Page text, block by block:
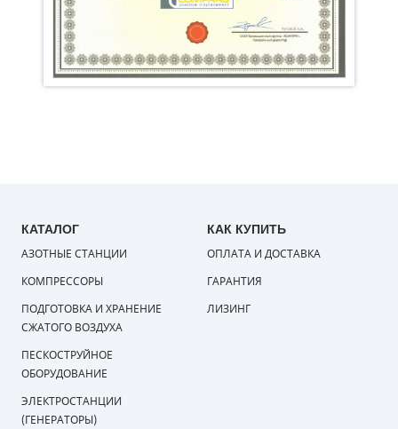
КАТАЛОГ
АЗОТНЫЕ СТАНЦИИ
КОМПРЕССОРЫ
ПОДГОТОВКА И ХРАНЕНИЕ
СЖАТОГО ВОЗДУХА
ПЕСКОСТРУЙНОЕ
ОБОРУДОВАНИЕ
ЭЛЕКТРОСТАНЦИИ
(ГЕНЕРАТОРЫ)
КАК КУПИТЬ
ОПЛАТА И ДОСТАВКА
ГАРАНТИЯ
ЛИЗИНГ